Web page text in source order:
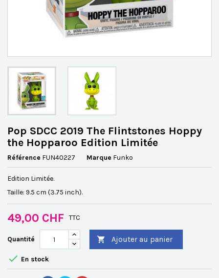
Pop SDCC 2019 The Flintstones Hoppy
the Hopparoo Edition Limitée
Référence FUN40227 Marque Funko
Edition Limitée.
Taille: 9.5 cm (3.75 inch).
49,00 CHF TTC
Quantité  Ajouter au panier
 En stock